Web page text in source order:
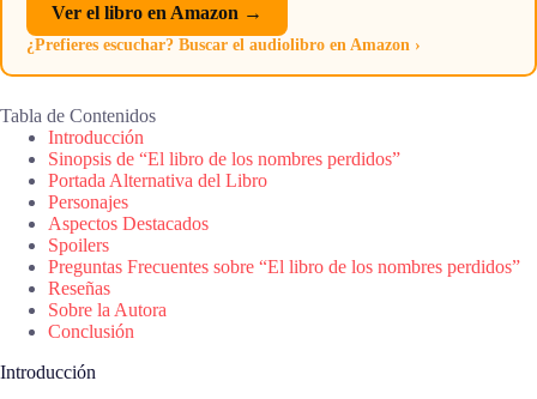
Ver el libro en Amazon →
¿Prefieres escuchar? Buscar el audiolibro en Amazon ›
Tabla de Contenidos
Introducción
Sinopsis de “El libro de los nombres perdidos”
Portada Alternativa del Libro
Personajes
Aspectos Destacados
Spoilers
Preguntas Frecuentes sobre “El libro de los nombres perdidos”
Reseñas
Sobre la Autora
Conclusión
Introducción